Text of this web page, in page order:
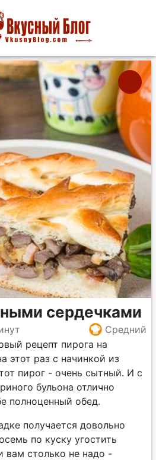
сердечками
Средний
рецепт пирога на
этот раз с начинкой из
пирог - очень сытный. И с
бульона отлично
полноценный обед.
получается довольно
по куску угостить
вам столько не надо -